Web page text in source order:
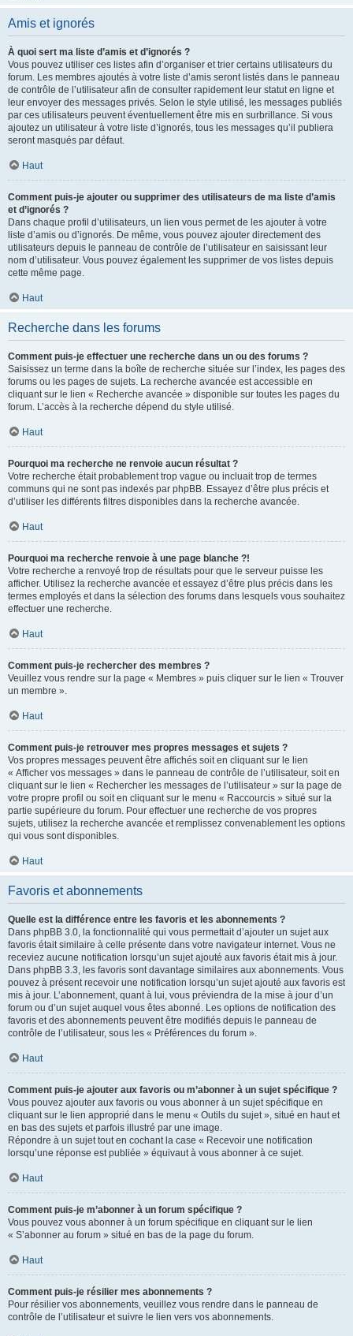
Amis et ignorés
À quoi sert ma liste d’amis et d’ignorés ?
Vous pouvez utiliser ces listes afin d’organiser et trier certains utilisateurs du
forum. Les membres ajoutés à votre liste d’amis seront listés dans le panneau
de contrôle de l’utilisateur afin de consulter rapidement leur statut en ligne et
leur envoyer des messages privés. Selon le style utilisé, les messages publiés
par ces utilisateurs peuvent éventuellement être mis en surbrillance. Si vous
ajoutez un utilisateur à votre liste d’ignorés, tous les messages qu’il publiera
seront masqués par défaut.
Haut
Comment puis-je ajouter ou supprimer des utilisateurs de ma liste d’amis
et d’ignorés ?
Dans chaque profil d’utilisateurs, un lien vous permet de les ajouter à votre
liste d’amis ou d’ignorés. De même, vous pouvez ajouter directement des
utilisateurs depuis le panneau de contrôle de l’utilisateur en saisissant leur
nom d’utilisateur. Vous pouvez également les supprimer de vos listes depuis
cette même page.
Haut
Recherche dans les forums
Comment puis-je effectuer une recherche dans un ou des forums ?
Saisissez un terme dans la boîte de recherche située sur l’index, les pages des
forums ou les pages de sujets. La recherche avancée est accessible en
cliquant sur le lien « Recherche avancée » disponible sur toutes les pages du
forum. L’accès à la recherche dépend du style utilisé.
Haut
Pourquoi ma recherche ne renvoie aucun résultat ?
Votre recherche était probablement trop vague ou incluait trop de termes
communs qui ne sont pas indexés par phpBB. Essayez d’être plus précis et
d’utiliser les différents filtres disponibles dans la recherche avancée.
Haut
Pourquoi ma recherche renvoie à une page blanche ?!
Votre recherche a renvoyé trop de résultats pour que le serveur puisse les
afficher. Utilisez la recherche avancée et essayez d’être plus précis dans les
termes employés et dans la sélection des forums dans lesquels vous souhaitez
effectuer une recherche.
Haut
Comment puis-je rechercher des membres ?
Veuillez vous rendre sur la page « Membres » puis cliquer sur le lien « Trouver
un membre ».
Haut
Comment puis-je retrouver mes propres messages et sujets ?
Vos propres messages peuvent être affichés soit en cliquant sur le lien
« Afficher vos messages » dans le panneau de contrôle de l’utilisateur, soit en
cliquant sur le lien « Rechercher les messages de l’utilisateur » sur la page de
votre propre profil ou soit en cliquant sur le menu « Raccourcis » situé sur la
partie supérieure du forum. Pour effectuer une recherche de vos propres
sujets, utilisez la recherche avancée et remplissez convenablement les options
qui vous sont disponibles.
Haut
Favoris et abonnements
Quelle est la différence entre les favoris et les abonnements ?
Dans phpBB 3.0, la fonctionnalité qui vous permettait d’ajouter un sujet aux
favoris était similaire à celle présente dans votre navigateur internet. Vous ne
receviez aucune notification lorsqu’un sujet ajouté aux favoris était mis à jour.
Dans phpBB 3.3, les favoris sont davantage similaires aux abonnements. Vous
pouvez à présent recevoir une notification lorsqu’un sujet ajouté aux favoris est
mis à jour. L’abonnement, quant à lui, vous préviendra de la mise à jour d’un
forum ou d’un sujet auquel vous êtes abonné. Les options de notification des
favoris et des abonnements peuvent être modifiés depuis le panneau de
contrôle de l’utilisateur, sous les « Préférences du forum ».
Haut
Comment puis-je ajouter aux favoris ou m’abonner à un sujet spécifique ?
Vous pouvez ajouter aux favoris ou vous abonner à un sujet spécifique en
cliquant sur le lien approprié dans le menu « Outils du sujet », situé en haut et
en bas des sujets et parfois illustré par une image.
Répondre à un sujet tout en cochant la case « Recevoir une notification
lorsqu’une réponse est publiée » équivaut à vous abonner à ce sujet.
Haut
Comment puis-je m’abonner à un forum spécifique ?
Vous pouvez vous abonner à un forum spécifique en cliquant sur le lien
« S’abonner au forum » situé en bas de la page du forum.
Haut
Comment puis-je résilier mes abonnements ?
Pour résilier vos abonnements, veuillez vous rendre dans le panneau de
contrôle de l’utilisateur et suivre le lien vers vos abonnements.